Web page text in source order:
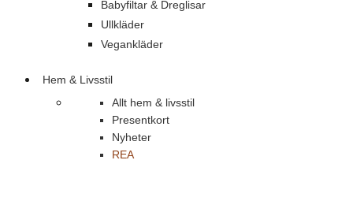
Babyfiltar & Dreglisar
Ullkläder
Vegankläder
Hem & Livsstil
Allt hem & livsstil
Presentkort
Nyheter
REA